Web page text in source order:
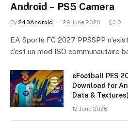
Android – PS5 Camera
By 243Android 29 June 2026 0
EA Sports FC 2027 PPSSPP
c’est un mod ISO communautaire
eFootball PES
Download for
Data & Textures)
12 June 2026